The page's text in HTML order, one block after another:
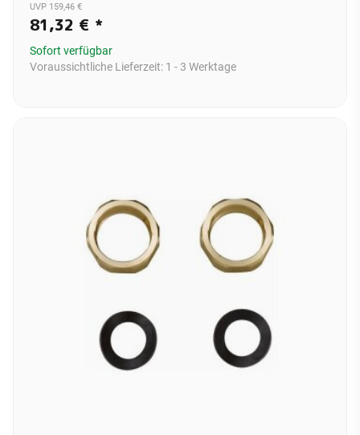
UVP 159,46 €
81,32 € *
Sofort verfügbar
Voraussichtliche Lieferzeit: 1 - 3 Werktage